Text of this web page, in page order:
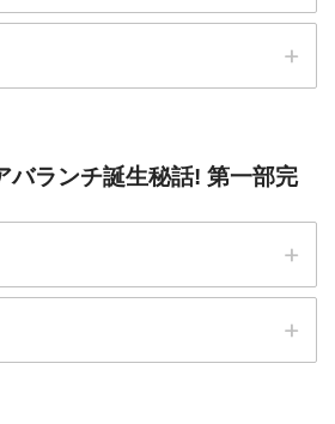
バランチ誕生秘話! 第一部完